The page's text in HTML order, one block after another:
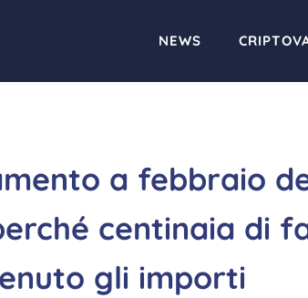
NEWS
a febbraio
centinaia di
gli importi